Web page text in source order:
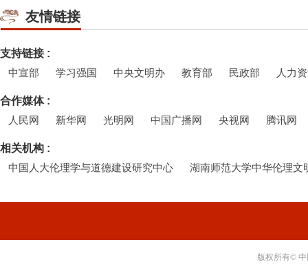
友情链接
支持链接 :
中宣部 学习强国 中央文明办 教育部 民政部 人力
合作媒体 :
人民网 新华网 光明网 中国广播网 央视网 腾讯网
相关机构 :
中国人大伦理学与道德建设研究中心 湖南师范大学中华伦理文
版权所有©